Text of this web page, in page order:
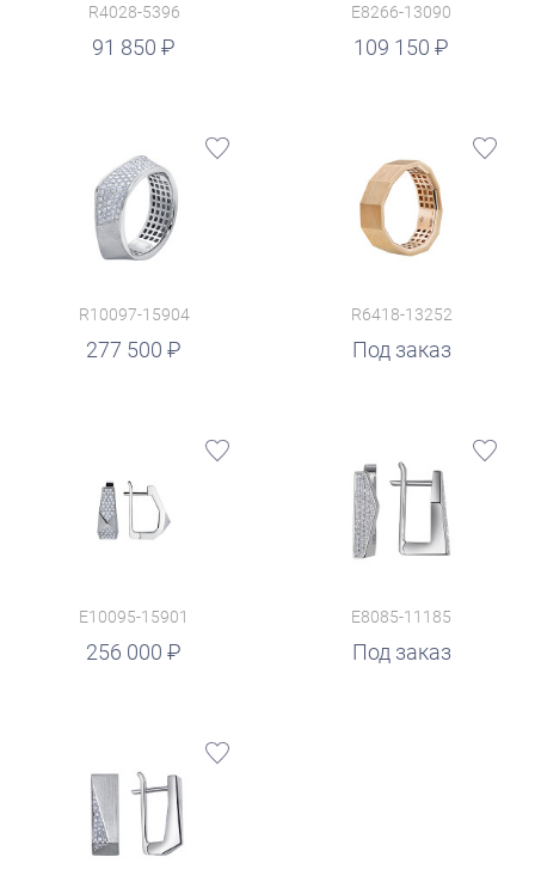
R4028-5396
91 850
E8266-13090
109 150
руб.
R10097-15904
277 500
R6418-13252
Под заказ
E10095-15901
256 000
E8085-11185
Под заказ